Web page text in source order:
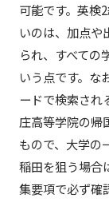
可能です。英検
いのは、加点や
られ、すべての
いう点です。な
ードで検索され
庄高等学院の帰
もので、大学の
稲田を狙う場合
集要項で必ず確